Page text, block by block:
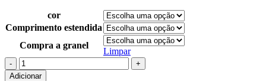
cor
Comprimento estendida
Compra a granel
Limpar
Adicionar